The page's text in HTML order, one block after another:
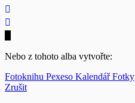
Nebo z tohoto alba vytvořte:
Fotoknihu Pexeso KalendářFotky
Zrušit